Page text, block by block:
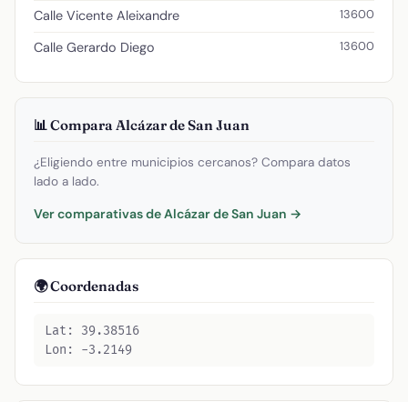
Calle Vicente Aleixandre 13600
Calle Gerardo Diego 13600
📊 Compara Alcázar de San Juan
¿Eligiendo entre municipios cercanos? Compara datos
lado a lado.
Ver comparativas de Alcázar de San Juan →
🌍 Coordenadas
Lat: 39.38516
Lon: -3.2149